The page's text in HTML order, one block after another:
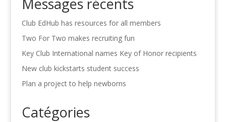
Club EdHub has resources for all members
Two For Two makes recruiting fun
Key Club International names Key of Honor recipients
New club kickstarts student success
Plan a project to help newborns
Catégories